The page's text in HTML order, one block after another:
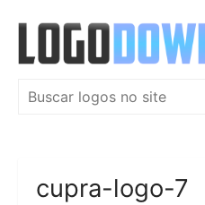
o
conteúdo
Pesquisar
cupra-logo-7